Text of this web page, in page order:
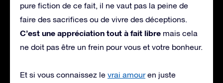
pure fiction de ce fait, il ne vaut pas la peine de
faire des sacrifices ou de vivre des déceptions.
C’est une appréciation tout à fait libre mais cela
ne doit pas être un frein pour vous et votre bonheur.
Et si vous connaissez le vrai amouren juste